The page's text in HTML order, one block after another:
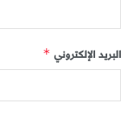
البريد الإلكتروني *